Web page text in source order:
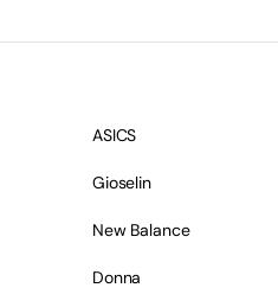
ASICS
Gioselin
New Balance
Donna